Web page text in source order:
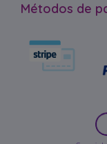
Métodos de